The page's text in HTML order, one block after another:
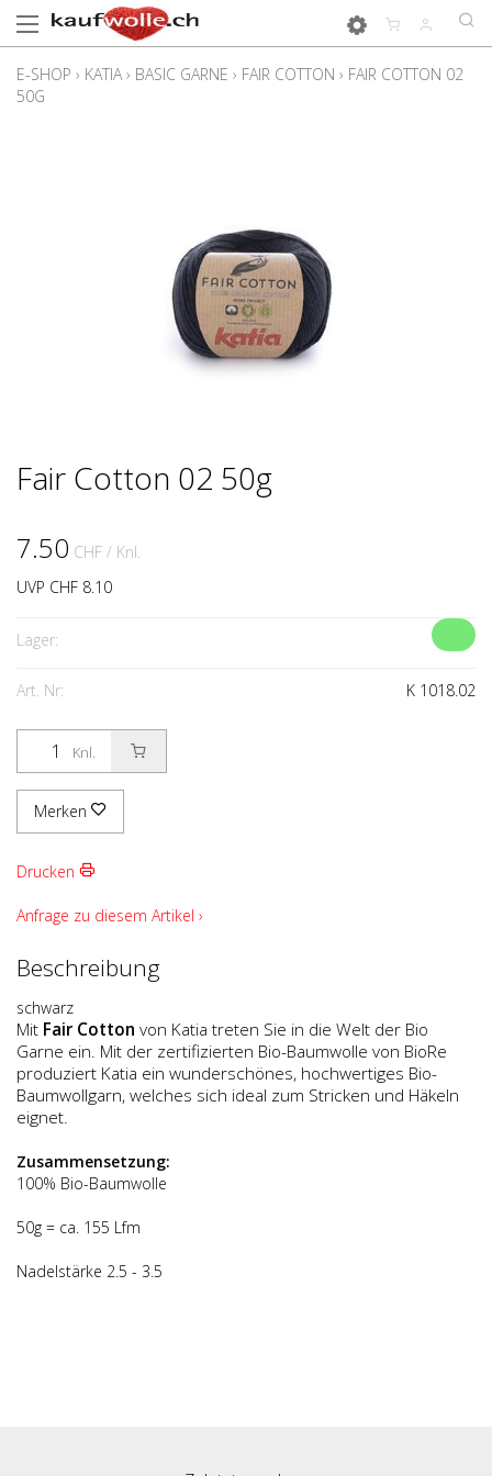
E-SHOP › KATIA › BASIC GARNE › FAIR COTTON › FAIR COTTON 02
50G
Fair Cotton 02 50g
7.50 CHF / Knl.
UVP CHF 8.10
Lager:
Art. Nr: K 1018.02
Knl.
Merken
Drucken
Anfrage zu diesem Artikel ›
Beschreibung
schwarz
Mit Fair Cotton von Katia treten Sie in die Welt der Bio
Garne ein. Mit der zertifizierten Bio-Baumwolle von BioRe
produziert Katia ein wunderschönes, hochwertiges Bio-
Baumwollgarn, welches sich ideal zum Stricken und Häkeln
eignet.
Zusammensetzung:
100% Bio-Baumwolle
50g = ca. 155 Lfm
Nadelstärke 2.5 - 3.5